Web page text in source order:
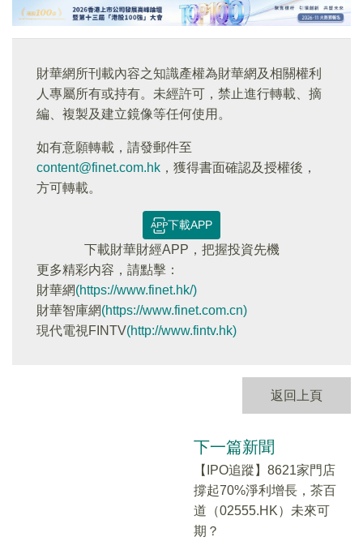
財華網所刊載內容之知識產權為財華網及相關權利
人專屬所有或持有。未經許可，禁止進行轉載、摘
編、複製及建立鏡像等任何使用。
如有意願轉載，請發郵件至
content@finet.com.hk ，獲得書面確認及授權後，
方可轉載。
下載APP
下載財華財經APP，把握投資先機
更多精彩内容，請點擊：
財華網(https://www.finet.hk/)
財華智庫網(https://www.finet.com.cn)
現代電視FINTV(http://www.fintv.hk)
返回上頁
下一篇新聞
【IPO追蹤】8621家門店
撐起70%淨利增長，茶百
道（02555.HK）未來可
期？